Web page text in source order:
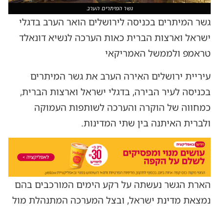
גשר המיתרים הערב
גשר המיתרים בכניסה לירושלים הואר הערב בדגלי
ישראל וארצות הברית כאות הערכה לנשיא דונאלד
טראמפ ולממשל האמריקאי
עיריית ירושלים האירה הערב את גשר המיתרים
בכניסה לעיר הבירה, בדגלי ישראל וארצות הברית,
כמחווה של הוקרה והערכה לשותפות העמוקה
ולברית האיתנה בין שתי המדינות.
הארת הגשר נעשתה על רקע הימים המורכבים בהם
נמצאת מדינת ישראל, ובצל המערכה המתנהלת מול